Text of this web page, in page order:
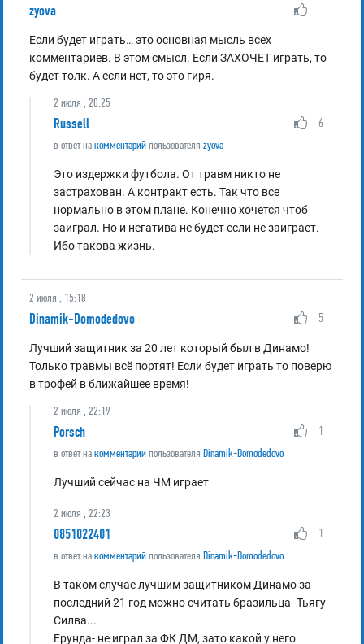
zyova
Если будет играть… это основная мысль всех
комментариев. В этом смысл. Если ЗАХОЧЕТ играть, то
будет толк. А если нет, то это гиря.
2 июля , 20:25
Russell 6
в ответ накомментарий пользователяzyova
Это издержки футбола. От травм никто не
застрахован. А контракт есть. Так что все
нормально в этом плане. Конечно хочется чтоб
заиграл. Но и негатива не будет если не заиграет.
Ибо такова жизнь.
2 июля , 15:18
Dinamik-Domodedovo 5
Лучший защитник за 20 лет который был в Динамо!
Только травмы всё портят! Если будет играть то поверю
в трофей в ближайшее время!
2 июля , 22:19
Porsch 1
в ответ накомментарий пользователя Dinamik-Domodedovo
Лучший сейчас на ЧМ играет
2 июля , 22:23
0851022401 1
в ответ накомментарий пользователя Dinamik-Domodedovo
В таком случае лучшим защитником Динамо за
последний 21 год можно считать бразильца- Тьягу
Силва...
Ерунда- не играл за ФК ДМ, зато какой у него